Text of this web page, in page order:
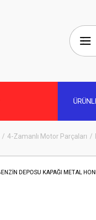
4-Zamanlı Motor Parçaları